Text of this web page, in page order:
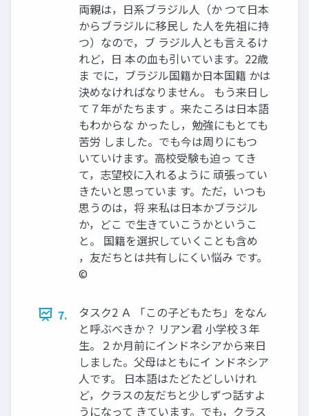
両親は，日系ブラジル人（か つて日本
からブラジルに移民し た人を先祖に持
つ）なので，ブ ラジル人とも言えるけ
れど，日 本の血も引いています。22歳
ま でに，ブラジル国籍か日本国籍 かは
決めなければなりません。 もう来日し
て７年がたちます 。来たころは日本語
もわからな かったし，勉強にもとても
苦労 しました。でも今は周りにもつ
いていけます。高校受験も迫っ てき
て，志望校に入れるように 頑張ってい
きたいと思っていま す。ただ，いつも
思うのは，将 来私は日本かブラジル
か，どこ で生きていこうかというこ
と。 国籍を選択していくことも含め
，友だちとは共有しにくい悩み です。
©
7.
タスク2 Ａ 「この子どもたち」をなん
と呼ぶべきか？ リアン君 小学校３年
生。２か月前にインドネシアから来日
しました。父母はともにイ ンドネシア
人です。 日本語はたどたどしいけれ
ど，クラスの友だちと少しずつ話すよ
うになって きています。でも，クラス